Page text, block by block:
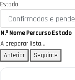
Estado
N.ºNomePercursoEstado
A preparar lista...
Anterior
Seguinte